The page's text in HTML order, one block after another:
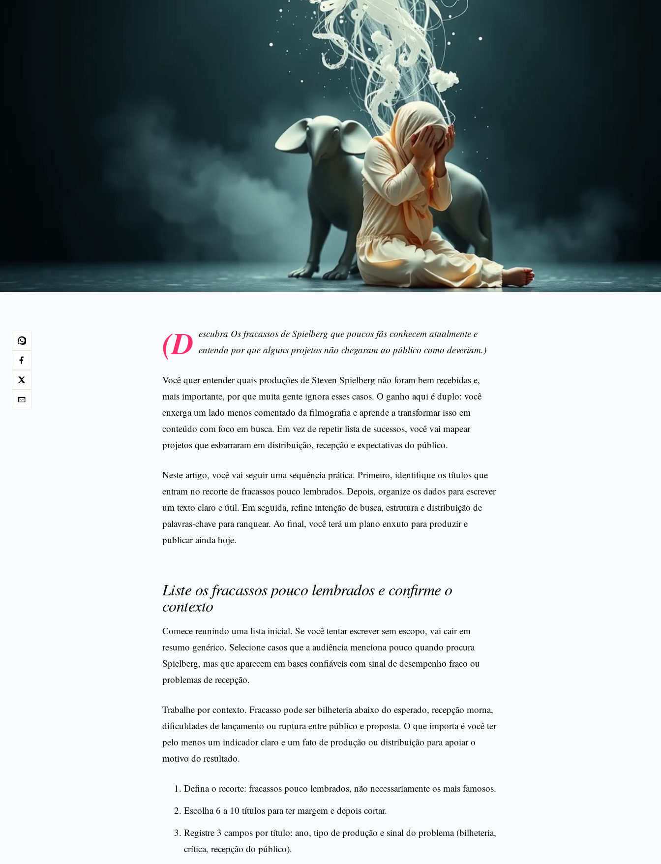
(D escubra Os fracassos de Spielberg que poucos fãs conhecem atualmente e
entenda por que alguns projetos não chegaram ao público como deveriam.)
Você quer entender quais produções de Steven Spielberg não foram bem recebidas e,
mais importante, por que muita gente ignora esses casos. O ganho aqui é duplo: você
enxerga um lado menos comentado da filmografia e aprende a transformar isso em
conteúdo com foco em busca. Em vez de repetir lista de sucessos, você vai mapear
projetos que esbarraram em distribuição, recepção e expectativas do público.
Neste artigo, você vai seguir uma sequência prática. Primeiro, identifique os títulos que
entram no recorte de fracassos pouco lembrados. Depois, organize os dados para escrever
um texto claro e útil. Em seguida, refine intenção de busca, estrutura e distribuição de
palavras-chave para ranquear. Ao final, você terá um plano enxuto para produzir e
publicar ainda hoje.
Liste os fracassos pouco lembrados e confirme o
contexto
Comece reunindo uma lista inicial. Se você tentar escrever sem escopo, vai cair em
resumo genérico. Selecione casos que a audiência menciona pouco quando procura
Spielberg, mas que aparecem em bases confiáveis com sinal de desempenho fraco ou
problemas de recepção.
Trabalhe por contexto. Fracasso pode ser bilheteria abaixo do esperado, recepção morna,
dificuldades de lançamento ou ruptura entre público e proposta. O que importa é você ter
pelo menos um indicador claro e um fato de produção ou distribuição para apoiar o
motivo do resultado.
Defina o recorte: fracassos pouco lembrados, não necessariamente os mais famosos.
Escolha 6 a 10 títulos para ter margem e depois cortar.
Registre 3 campos por título: ano, tipo de produção e sinal do problema (bilheteria,
crítica, recepção do público).